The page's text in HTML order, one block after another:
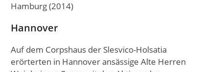
Hamburg (2014)
Hannover
Auf dem Corpshaus der Slesvico-Holsatia
erörterten in Hannover ansässige Alte Herren